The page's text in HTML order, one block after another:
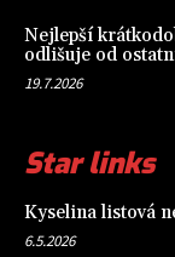
Nejlepší
odlišuje od
19.7.2026
Star links
Kyselina listová
6.5.2026